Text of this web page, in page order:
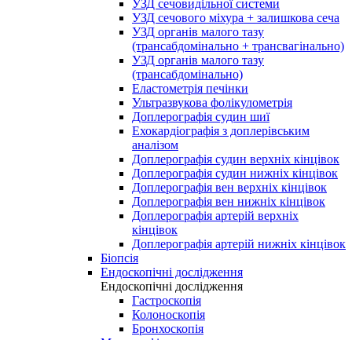
УЗД сечовидільної системи
УЗД сечового міхура + залишкова сеча
УЗД органів малого тазу
(трансабдомінально + трансвагінально)
УЗД органів малого тазу
(трансабдомінально)
Еластометрія печінки
Ультразвукова фолікулометрія
Доплерографія судин шиї
Ехокардіографія з доплерівським
аналізом
Доплерографія судин верхніх кінцівок
Доплерографія судин нижніх кінцівок
Доплерографія вен верхніх кінцівок
Доплерографія вен нижніх кінцівок
Доплерографія артерій верхніх
кінцівок
Доплерографія артерій нижніх кінцівок
Біопсія
Ендоскопічні дослідження
Ендоскопічні дослідження
Гастроскопія
Колоноскопія
Бронхоскопія